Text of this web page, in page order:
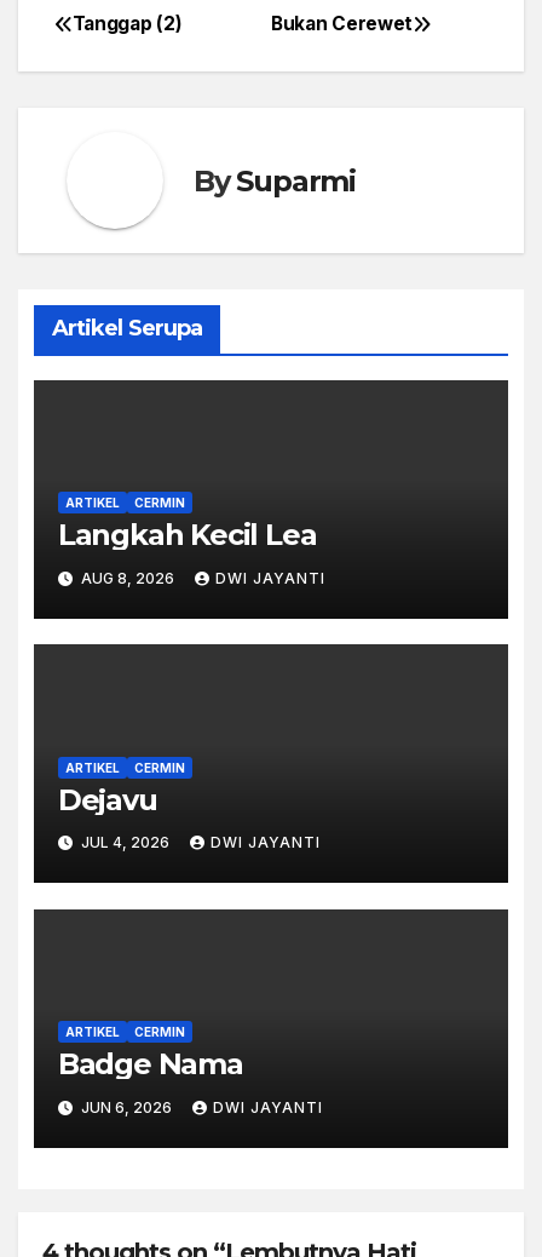
Post
navigation
Bukan Cerewet
Tanggap (2)
BySuparmi
Artikel Serupa
ARTIKEL CERMIN
Langkah Kecil Lea
AUG 8, 2026 DWI JAYANTI
ARTIKEL CERMIN
Dejavu
JUL 4, 2026 DWI JAYANTI
ARTIKEL CERMIN
Badge Nama
JUN 6, 2026 DWI JAYANTI